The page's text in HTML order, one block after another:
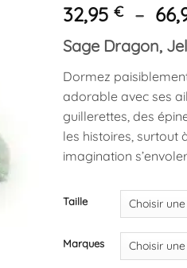
32,95 € –
Sage Dragon,
Dormez
adorable avec ses
guillerettes, des
les histoires, surtout
imagination
Taille
Marques